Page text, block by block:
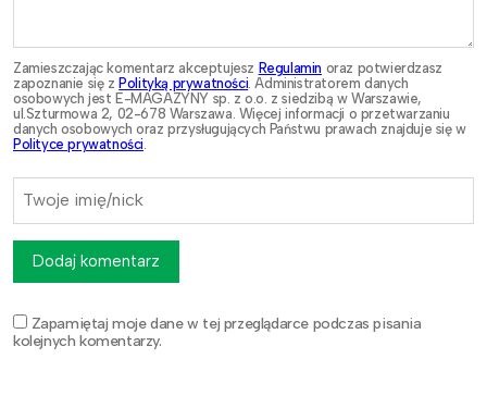
Zamieszczając komentarz akceptujesz Regulamin oraz potwierdzasz
zapoznanie się zPolityką prywatności . Administratorem danych
osobowych jest E-MAGAZYNY sp. z o.o. z siedzibą w Warszawie,
ul.Szturmowa 2, 02-678 Warszawa. Więcej informacji o przetwarzaniu
danych osobowych oraz przysługujących Państwu prawach znajduje się w
Polityce prywatności
Zapamiętaj moje dane w tej przeglądarce podczas pisania
kolejnych komentarzy.
Dodaj komentarz